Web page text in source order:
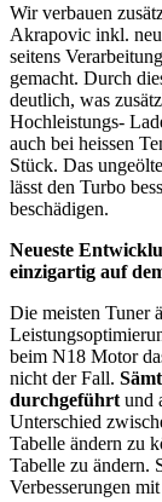
Wir verbauen
Akrapovic inkl.
seitens
gemacht. Durch
deutlich, was
Hochleistungs-
auch bei heissen
Stück. Das
lässt den Turbo
beschädigen.
Neueste
einzigartig auf
Die meisten Tuner
beim N18 Motor
nicht der Fall.
durchgeführt und
Unterschied
Tabelle ändern zu
Tabelle zu ändern.
Verbesserungen